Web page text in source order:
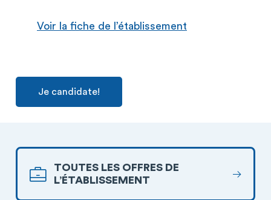
Voir la fiche de l’établissement
Je candidate!
TOUTES LES OFFRES DE
L’ÉTABLISSEMENT